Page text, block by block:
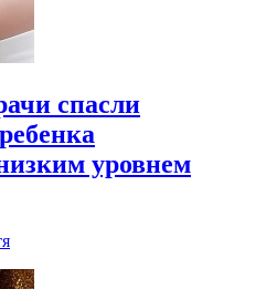
спасли
уровнем